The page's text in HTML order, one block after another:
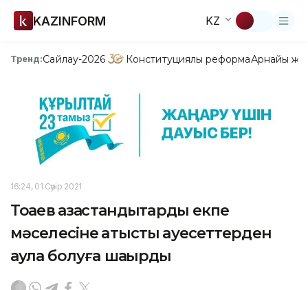
KAZINFORM KZ
Тренд:Сайлау-2026 Конституциялық реформаАрнайы
16:24, 01 Сәуір 2021
Тоқаев қазақстандықтарды екпе
мәселесіне қатысты қауесеттерден
аулақ болуға шақырды